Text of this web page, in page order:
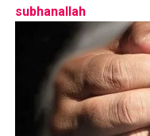
subhanallah